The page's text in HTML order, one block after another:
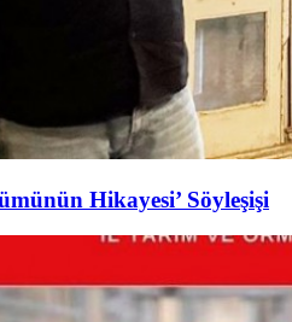
Hikayesi’ Söyleşişi